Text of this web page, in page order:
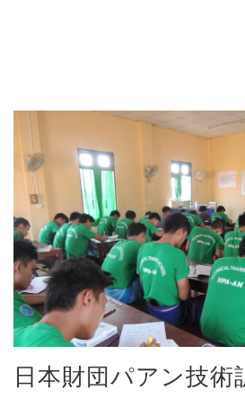
日本財団パアン技術